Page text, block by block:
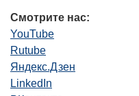
Смотрите нас:
YouTube
Rutube
Яндекс.Дзен
LinkedIn